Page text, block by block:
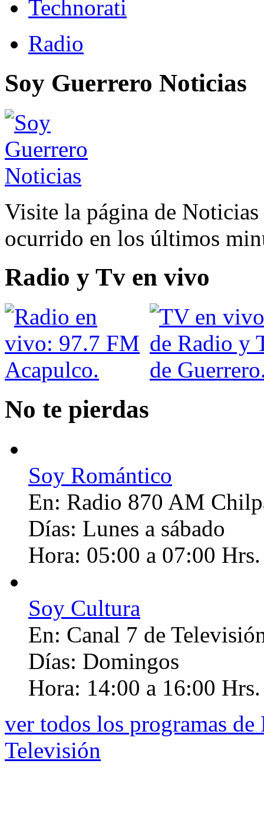
Radio
Soy Guerrero Noticias
Visite la página de
ocurrido en los últimos
Radio y Tv en vivo
No te pierdas
Soy Romántico
En: Radio 870 AM
Días: Lunes a sábado
Hora: 05:00 a 07:00 Hrs.
Soy Cultura
En: Canal 7 de
Días: Domingos
Hora: 14:00 a 16:00 Hrs.
ver todos los programas
Televisión